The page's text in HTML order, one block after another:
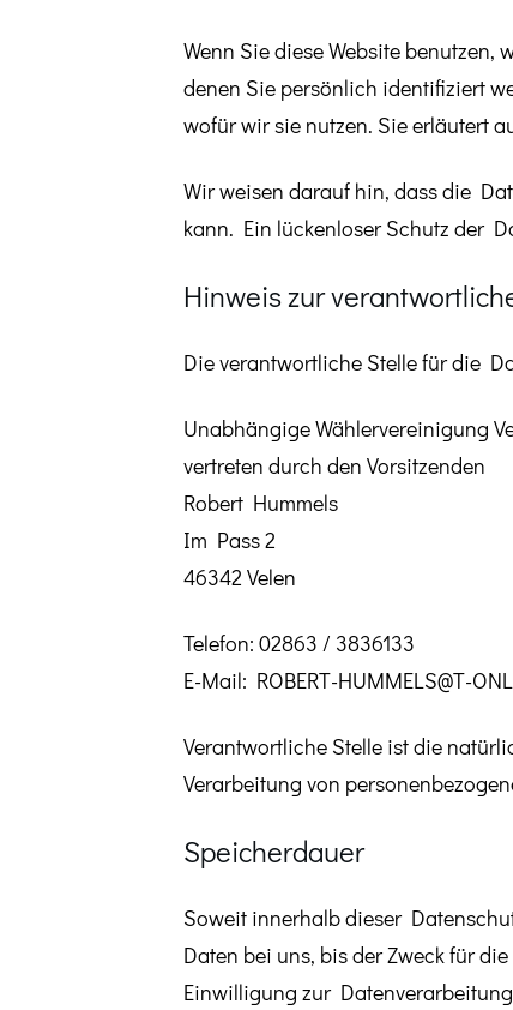
Wenn Sie diese Website
denen Sie persönlich identifiziert
wofür wir sie nutzen. Sie erläutert
Wir weisen darauf hin, dass die
kann. Ein lückenloser Schutz der
Hinweis zur
Die verantwortliche Stelle für die
Unabhängige Wählervereinigung
vertreten durch den Vorsitzenden
Robert Hummels
Im Pass 2
46342 Velen
Telefon: 02863 / 3836133
E-Mail: ROBERT-HUMMELS@T-
Verantwortliche Stelle ist die
Verarbeitung von
Speicherdauer
Soweit innerhalb dieser
Daten bei uns, bis der Zweck für
Einwilligung zur